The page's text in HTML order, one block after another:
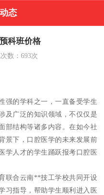
态
科班价格
数： 693次
强的学科之一，一直备受学生
及广泛的知识领域，不仅仅是
部结构等诸多内容。在如今社
景下，口腔医学的未来发展前
学人才的学生踊跃报考口腔医
联合云南**技工学校共同开设
习指导，帮助学生顺利进入医